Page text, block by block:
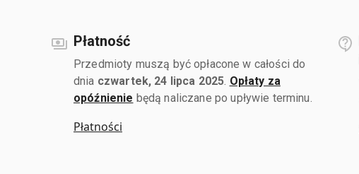
Płatność
Przedmioty muszą być opłacone w całości do
dnia czwartek, 24 lipca 2025 Opłaty za
opóźnienie będą naliczane po upływie terminu.
Płatności